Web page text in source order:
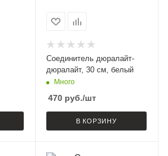
Соединитель дюралайт-
дюралайт, 30 см, белый
Много
470руб./шт
В КОРЗИНУ